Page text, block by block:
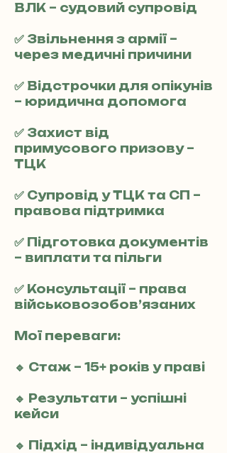
ВЛК – судовий супровід
✅ Звільнення з армії –
через медичні причини
✅ Відстрочки для опікунів
– юридична допомога
✅ Захист від
примусового призову –
ТЦК
✅ Супровід у ТЦК та СП –
правова підтримка
✅ Підготовка документів
– виплати та пільги
✅ Консультації – права
військовозобов’язаних
Мої переваги:
🔹 Стаж – 15+ років у праві
🔹 Результати – успішні
кейси
🔹 Підхід – індивідуальна